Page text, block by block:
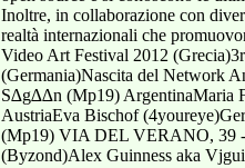
Inoltre, in collaborazione con diversi partner esteri, sono previsti una serie di incontri, fnalizzati a diffondere la conoscenza e lo scambio culturale tra le realtà internazionali che promuovono la cultura del live video nel mondo: a union for vjs?: open discussion and interactive showcase (Australia)Athens Video Art Festival 2012 (Grecia)3rd AVNode Meeting (Europe)Av Playground (Austria)Le Collagiste (Francia)How vvvv gave birth to NODE (Germania)Nascita del Network Anvedi (Italia)Scope Interview Session (Germania)Vj Centrum Showcase (Ungheria) Antigua Victor Mazon aka S∆g∆∆n (Mp19) ArgentinaMaria Fernanda Jaramillo aka Vj Maria Jaramillo AustraliaJemma Woolmore aka Jem The MisftLise Couchet aka Vj Inxile AustriaEva Bischof (4youreye)Gery Herlbauer Herlbauer aka Gery Herlbauer (4youreye)Mandy Mozart Repubblica Azerbaijan Pablo Gallo aka Vmg (Mp19) VIA DEL VERANO, 39 - 00185 ROMA - PH.:+39 06 78147301 - FAX:+39 06 78390805 - - BielorussiaAlena Artsiukhova aka Aityz (Byzond)Alex Guinness aka Vjguinness (Videoshow.by)Alexei De BronheErrka Brainless aka Errka (Videoshow.by)Natallia Yurkevich aka Teddigirl (Videoshow.by)Natallia Sidarevich aka Nata (Videoshow.by)Philipp Morozow aka WearbearTimur Reizis aka 1tamerlan1Vera Antipova aka Verawaltzing (Post-soviet Syndrom) BrasileBruno Bez aka 3 E ZEdmosh Salmen aka EdmoshLeandro Teixeira aka Leobug (Hyenas Collective)Leandro Mendes aka VigasLuciano Rocha (Hyenas Collective)Vinícius Luz aka Vj Vinícius Luz BulgariaMarianna Perianova aka Yagama (Visualberlin)Polina Gerasimova aka PoliVladislav Iliev aka Phormatik Visual Lab ColombiaAlexander Guther aka AlxFredy Arias aka Fred VjHumberto Rodriguez L:.::l aka L:.::l (X-tractor)Laura Ramirez aka Optika Vj Costa RicaAbraham Soria aka Metamind01 (Metamind Visual)Diego Esquivel aka Metamind02 (Metamind Visual) Repubblica CecaNicola Pavone aka Vj Luper (Hybrid Tomato)Ruda FilkÃ¡sz aka Vjdody FranciaAurelien Huyghe aka Throwup (Throw Up)Benjamin Huyghe aka Throwdown (Throw Up)Bodino Philippe aka Schultz (Vdrey Feat. Schultz) VIA DEL VERANO, 39 - 00185 ROMA - PH.:+39 06 78147301 - FAX:+39 06 78390805 - - Bruce Lane Batchass aka BatchassCésar Therou-darmon aka Seezr (Codanova)Drey Vdrey aka Vdrey (Vdrey Feat. Schultz)Jana